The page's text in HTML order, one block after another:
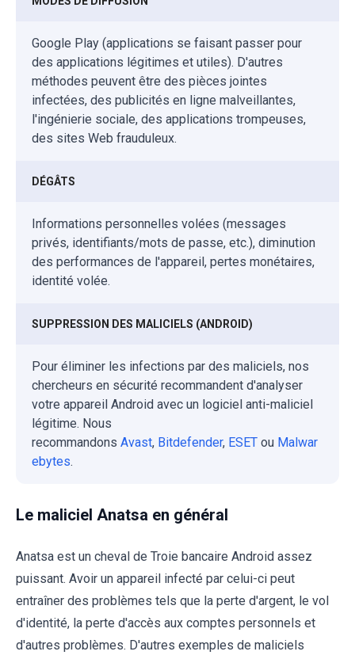
Google Play (applications se faisant passer pour
des applications légitimes et utiles). D'autres
méthodes peuvent être des pièces jointes
infectées, des publicités en ligne malveillantes,
l'ingénierie sociale, des applications trompeuses,
des sites Web frauduleux.
DÉGÂTS
Informations personnelles volées (messages
privés, identifiants/mots de passe, etc.), diminution
des performances de l'appareil, pertes monétaires,
identité volée.
SUPPRESSION DES MALICIELS (ANDROID)
Pour éliminer les infections par des maliciels, nos
chercheurs en sécurité recommandent d'analyser
votre appareil Android avec un logiciel anti-maliciel
légitime. Nous
recommandons Avast, Bitdefender, ESET ou Malwar
ebytes.
Le maliciel Anatsa en général
Anatsa est un cheval de Troie bancaire Android assez
puissant. Avoir un appareil infecté par celui-ci peut
entraîner des problèmes tels que la perte d'argent, le vol
d'identité, la perte d'accès aux comptes personnels et
d'autres problèmes. D'autres exemples de maliciels